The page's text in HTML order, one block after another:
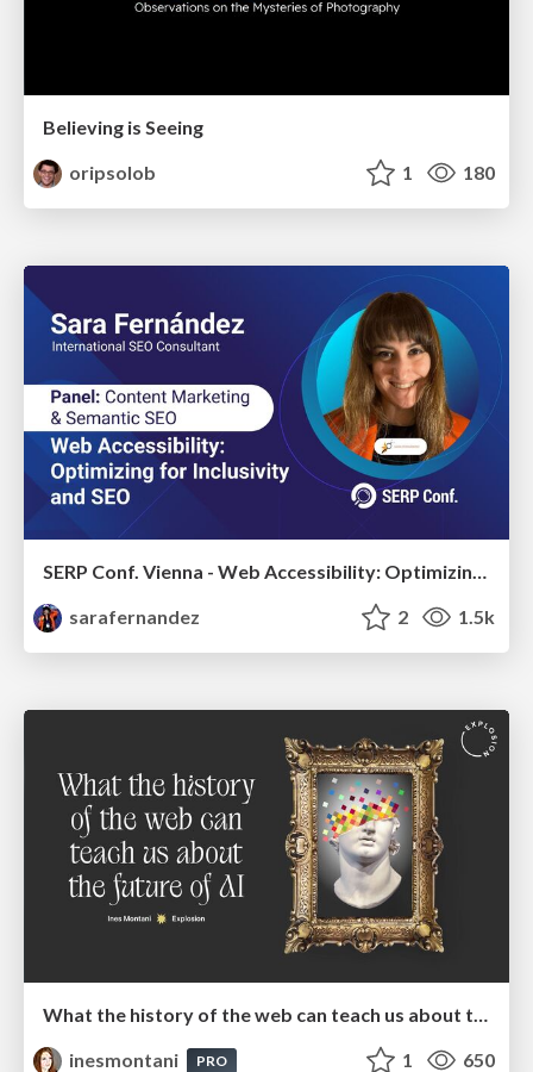
Believing is Seeing
oripsolob
1 180
SERP Conf. Vienna - Web Accessibility: Optimizing for Inclusivity and SEO
sarafernandez
2 1.5k
What the history of the web can teach us about the future of AI
inesmontani
PRO 1 650